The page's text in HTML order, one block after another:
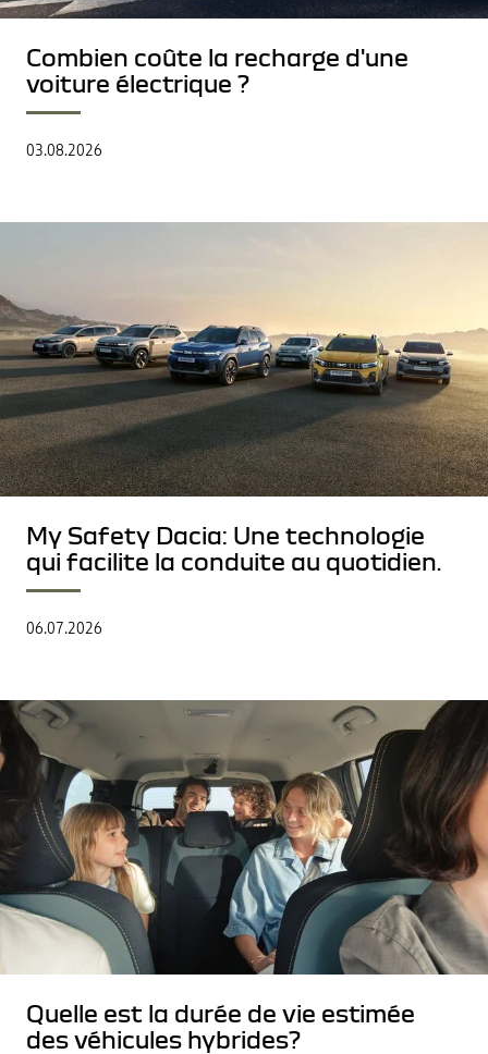
Combien coûte la recharge d'une
voiture électrique ?
03.08.2026
My Safety Dacia: Une technologie
qui facilite la conduite au quotidien.
06.07.2026
Quelle est la durée de vie estimée
des véhicules hybrides?